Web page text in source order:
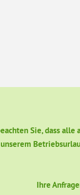
Sie, dass
unserem
Ihre